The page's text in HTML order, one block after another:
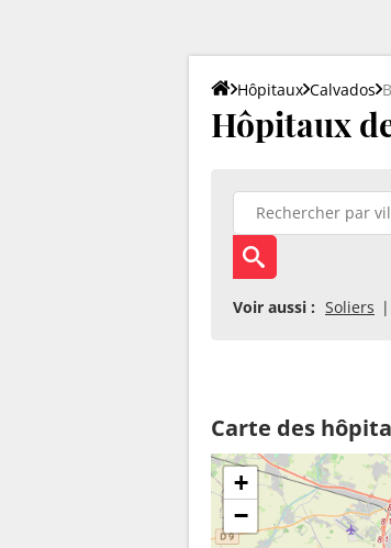
Hôpitaux Calvados
Hôpitaux
Voir aussi : Soliers
Carte des
+
−